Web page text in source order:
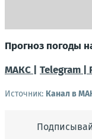
Прогноз погоды
МАКС |
Telegram |
Источник: Канал в